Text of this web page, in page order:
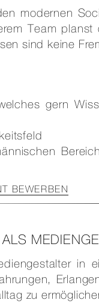
modernen
Team
sind keine
gern
BEWERBEN
in
zu